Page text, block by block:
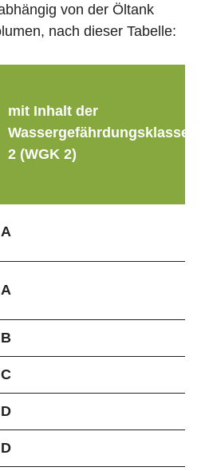
von der Öltank
nach dieser Tabelle:
mit Inhalt der
Wassergefährdungsklasse
2 (WGK 2)
A
A
B
C
D
D